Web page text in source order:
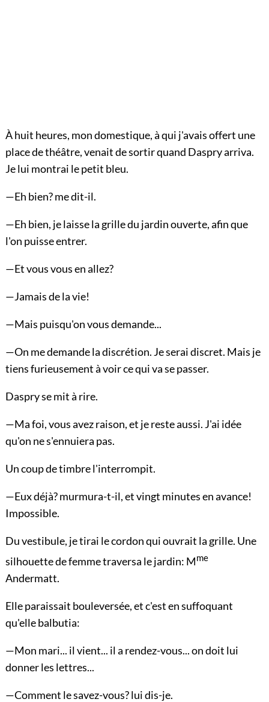
À huit heures, mon domestique, à qui j'avais offert une
place de théâtre, venait de sortir quand Daspry arriva.
Je lui montrai le petit bleu.
—Eh bien? me dit-il.
—Eh bien, je laisse la grille du jardin ouverte, afin que
l'on puisse entrer.
—Et vous vous en allez?
—Jamais de la vie!
—Mais puisqu'on vous demande...
—On me demande la discrétion. Je serai discret. Mais je
tiens furieusement à voir ce qui va se passer.
Daspry se mit à rire.
—Ma foi, vous avez raison, et je reste aussi. J'ai idée
qu'on ne s'ennuiera pas.
Un coup de timbre l'interrompit.
—Eux déjà? murmura-t-il, et vingt minutes en avance!
Impossible.
Du vestibule, je tirai le cordon qui ouvrait la grille. Une
silhouette de femme traversa le jardin: Mme
Andermatt.
Elle paraissait bouleversée, et c'est en suffoquant
qu'elle balbutia:
—Mon mari... il vient... il a rendez-vous... on doit lui
donner les lettres...
—Comment le savez-vous? lui dis-je.